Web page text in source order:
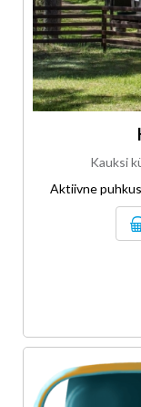
Kauksi
Aktiivne